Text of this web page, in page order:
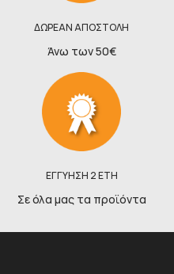
ΔΩΡΕΑΝ ΑΠΟΣΤΟΛΗ
Άνω των 50€
ΕΓΓΥΗΣΗ 2 ΕΤΗ
Σε όλα μας τα προϊόντα